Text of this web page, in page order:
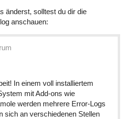
änderst, solltest du dir die
anschauen:
In einem voll installiertem
mit Add-ons wie
werden mehrere Error-Logs
sich an verschiedenen Stellen